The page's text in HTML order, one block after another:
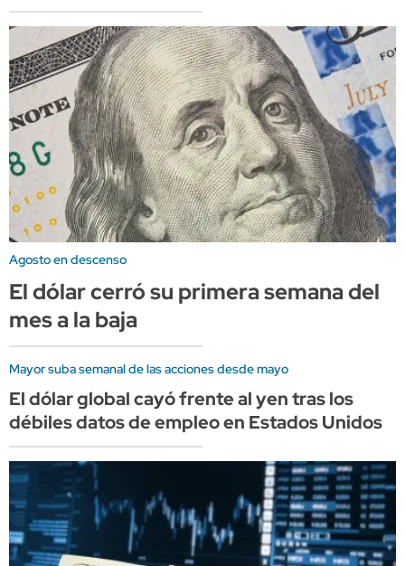
Agosto en descenso
El dólar cerró su primera semana del
mes a la baja
Mayor suba semanal de las acciones desde mayo
El dólar global cayó frente al yen tras los
débiles datos de empleo en Estados Unidos